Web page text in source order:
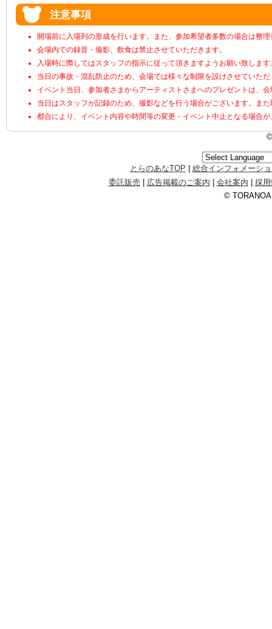
注意事項
開場前に入場列の形成を行います。また、参加希望者多数の場合は整
会場内での録音・撮影、飲食は禁止させていただきます。
入場時に際してはスタッフの指示に従って頂きますようお願い致します
当日の事故・混乱防止のため、会場では様々な制限を設けさせていた
イベント当日、参加者さまからアーティストさまへのプレゼントは、
当日はスタッフが記録のため、撮影などを行う場合がございます。ま
都合により、イベント内容や時間等の変更・イベント中止となる場合
とらのあなTOP
総合インフォメーシ
委託販売
広告掲載のご案内 会社案内
採
©